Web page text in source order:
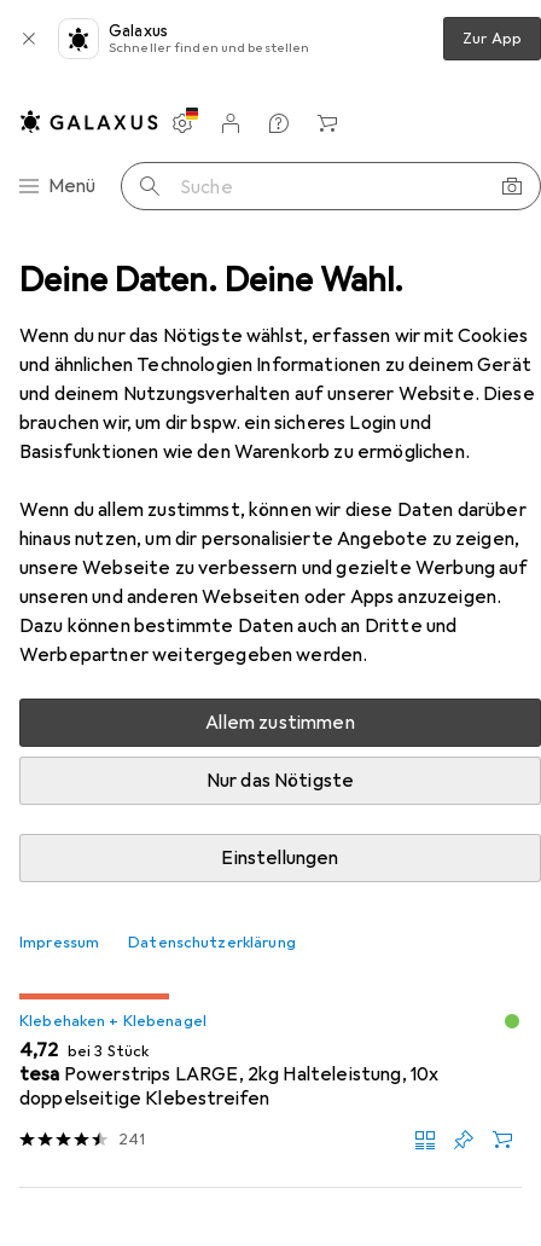
Deine Daten. Deine Wahl.
Wenn du nur das Nötigste wählst, erfassen wir mit Cookies
und ähnlichen Technologien Informationen zu deinem Gerät
und deinem Nutzungsverhalten auf unserer Website. Diese
brauchen wir, um dir bspw. ein sicheres Login und
Basisfunktionen wie den Warenkorb zu ermöglichen.
Wenn du allem zustimmst, können wir diese Daten darüber
hinaus nutzen, um dir personalisierte Angebote zu zeigen,
unsere Webseite zu verbessern und gezielte Werbung auf
unseren und anderen Webseiten oder Apps anzuzeigen.
Dazu können bestimmte Daten auch an Dritte und
Werbepartner weitergegeben werden.
Allem zustimmen
Nur das Nötigste
Einstellungen
Impressum Datenschutzerklärung
Galaxus
Schneller finden und bestellen Zur App
Navigation nach Kategorien
Menü Suche
Einstellungen
Kundenkonto
Vergleichslisten
Merklisten
Warenkorb
ZEP Acryl AQ646W Dresda White 10x15 cm
EUR
12,60 bei 2 Stück
ZEPAcryl AQ646W Dresda White
10x15 cm
Zubehör für ZEP Acryl AQ646W
Dresda White 10x15 cm
Hier findest du passendes Zubehör zum Produkt ZEP
Acryl AQ646W Dresda White 10x15 cm aus der Kategorie
Beliebt Klebehaken + Klebenagel Nägel
Relevanz
Produktliste
Klebehaken + Klebenagel
EUR
4,72 bei 3 Stück
tesa Powerstrips LARGE, 2kg Halteleistung, 10x
doppelseitige Klebestreifen
241